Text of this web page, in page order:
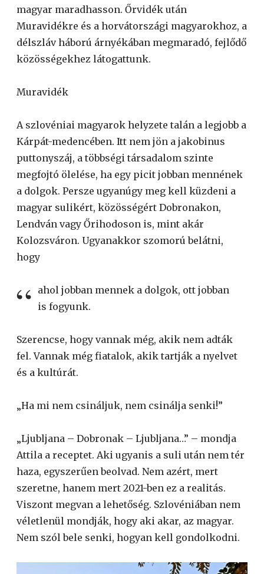
magyar maradhasson. Őrvidék után
Muravidékre és a horvátországi magyarokhoz, a
délszláv háború árnyékában megmaradó, fejlődő
közösségekhez látogattunk.
Muravidék
A szlovéniai magyarok helyzete talán a legjobb a
Kárpát-medencében. Itt nem jön a jakobinus
puttonyszáj, a többségi társadalom szinte
megfojtó ölelése, ha egy picit jobban mennének
a dolgok. Persze ugyanúgy meg kell küzdeni a
magyar sulikért, közösségért Dobronakon,
Lendván vagy Őrihodoson is, mint akár
Kolozsváron. Ugyanakkor szomorú belátni,
hogy
ahol jobban mennek a dolgok, ott jobban
is fogyunk.
Szerencse, hogy vannak még, akik nem adták
fel. Vannak még fiatalok, akik tartják a nyelvet
és a kultúrát.
„Ha mi nem csináljuk, nem csinálja senki!”
„Ljubljana – Dobronak – Ljubljana…” – mondja
Attila a receptet. Aki ugyanis a suli után nem tér
haza, egyszerűen beolvad. Nem azért, mert
szeretne, hanem mert 2021-ben ez a realitás.
Viszont megvan a lehetőség. Szlovéniában nem
véletlenül mondják, hogy aki akar, az magyar.
Nem szól bele senki, hogyan kell gondolkodni.